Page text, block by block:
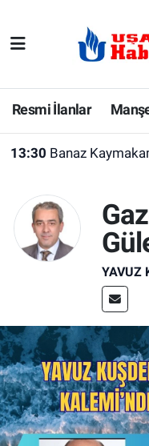
Resmi İlanlar
13:30 Banaz Kaymakamı Musa
YAVUZ
E-Gazete
Ekonomi
Gündem
İlanlar
Köşe Yazarları
Kültür Sanat
Manşet
Resmi İlanlar
Uşak Hava
Uşak Trafik
Son Dakika
Haber Arşivi